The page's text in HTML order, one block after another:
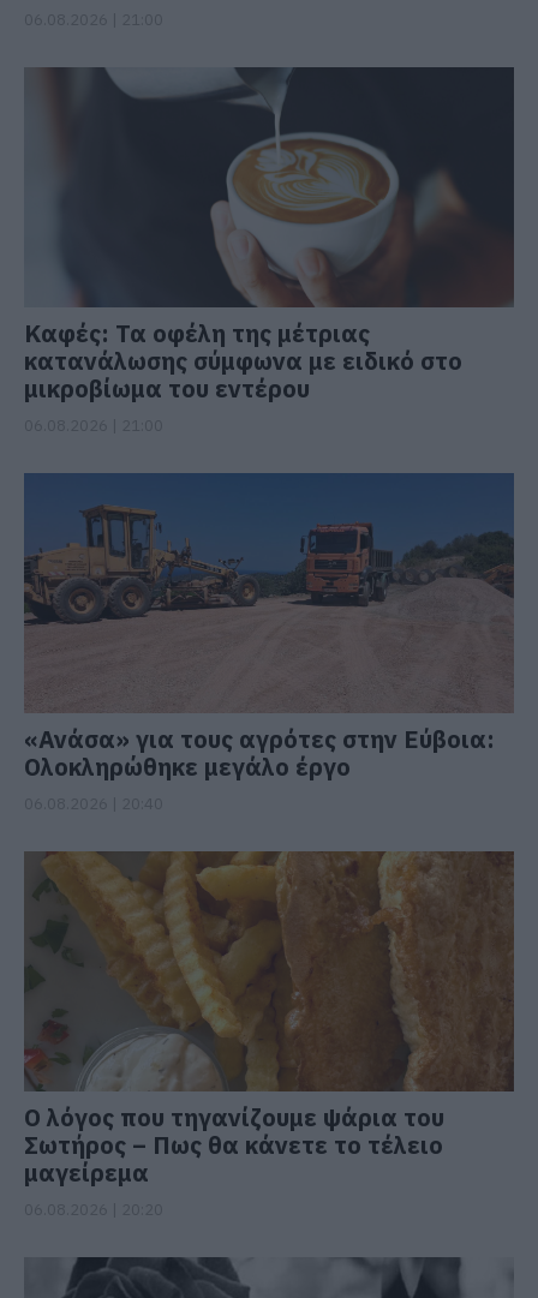
Καφές: Τα οφέλη της μέτριας
κατανάλωσης σύμφωνα με ειδικό στο
μικροβίωμα του εντέρου
«Ανάσα» για τους αγρότες στην Εύβοια:
Ολοκληρώθηκε μεγάλο έργο
Ο λόγος που τηγανίζουμε ψάρια του
Σωτήρος – Πως θα κάνετε το τέλειο
μαγείρεμα